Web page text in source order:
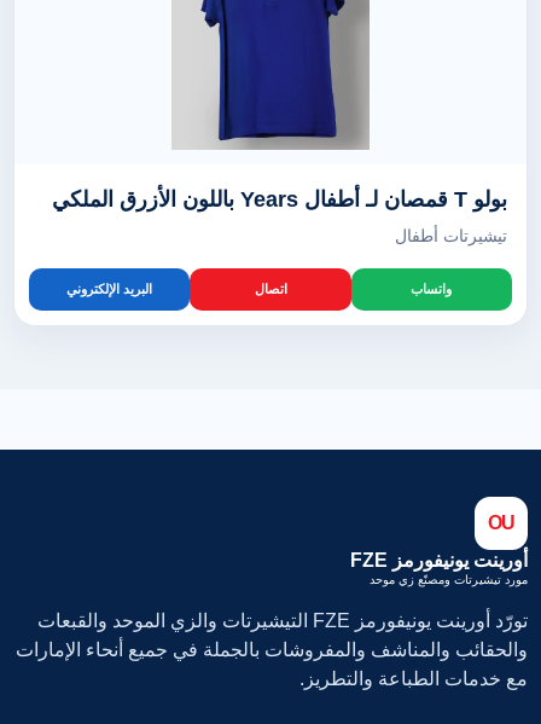
بولو T قمصان لـ أطفال Years باللون الأزرق الملكي
تيشيرتات أطفال
واتساب اتصال البريد الإلكتروني
OU
أورينت يونيفورمز FZE
مورد تيشيرتات ومصنّع زي موحد
تورّد أورينت يونيفورمز FZE التيشيرتات والزي الموحد والقبعات
والحقائب والمناشف والمفروشات بالجملة في جميع أنحاء الإمارات
مع خدمات الطباعة والتطريز.